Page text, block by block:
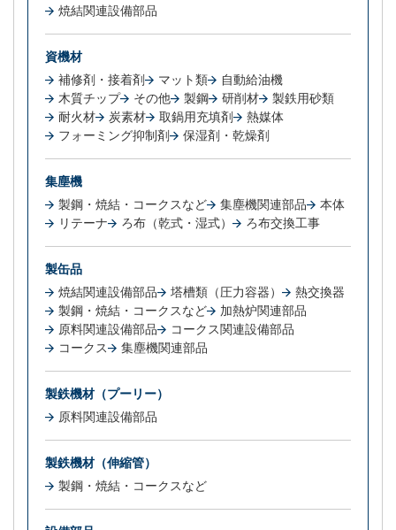
焼結関連設備部品
資機材
補修剤・接着剤
マット類
自動給油機
木質チップ
その他 製鋼 研削材
製鉄用砂類
耐火材
炭素材 取鍋用充填剤
熱媒体
フォーミング抑制剤
保湿剤・乾燥剤
集塵機
製鋼・焼結・コークスなど
集塵機関連部品
本体
リテーナ
ろ布（乾式・湿式） ろ布交換工事
製缶品
焼結関連設備部品
塔槽類（圧力容器）
熱交換器
製鋼・焼結・コークスなど
加熱炉関連部品
原料関連設備部品
コークス関連設備部品
コークス
集塵機関連部品
製鉄機材（プーリー）
原料関連設備部品
製鉄機材（伸縮管）
製鋼・焼結・コークスなど